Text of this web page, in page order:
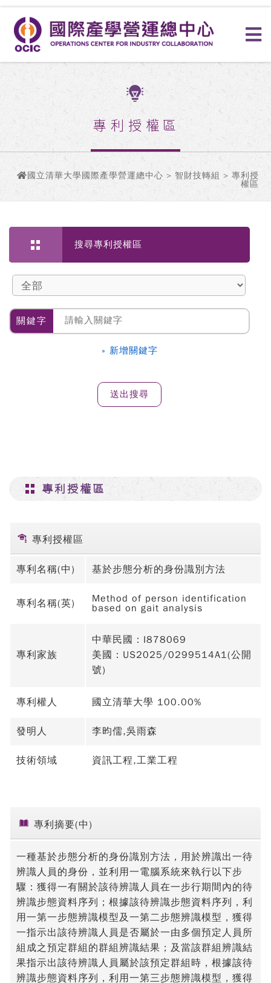
專利授權區
國立清華大學國際產學營運總中心 > 智財技轉組 > 專利授
權區
搜尋專利授權區
關鍵字
» 新增關鍵字
專利授權區
專利授權區
專利名稱(中) 基於步態分析的身份識別方法
專利名稱(英)
Method of person identification
based on gait analysis
專利家族
中華民國：I878069
美國：US2025/0299514A1(公開
號)
專利權人 國立清華大學 100.00%
發明人 李昀儒,吳雨森
技術領域 資訊工程,工業工程
專利摘要(中)
一種基於步態分析的身份識別方法，用於辨識出一待
辨識人員的身份，並利用一電腦系統來執行以下步
驟：獲得一有關於該待辨識人員在一步行期間內的待
辨識步態資料序列；根據該待辨識步態資料序列，利
用一第一步態辨識模型及一第二步態辨識模型，獲得
一指示出該待辨識人員是否屬於一由多個預定人員所
組成之預定群組的群組辨識結果；及當該群組辨識結
果指示出該待辨識人員屬於該預定群組時，根據該待
辨識步態資料序列，利用一第三步態辨識模型，獲得